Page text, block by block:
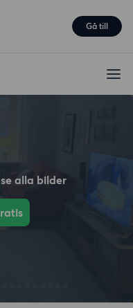
Gå till
alla bilder